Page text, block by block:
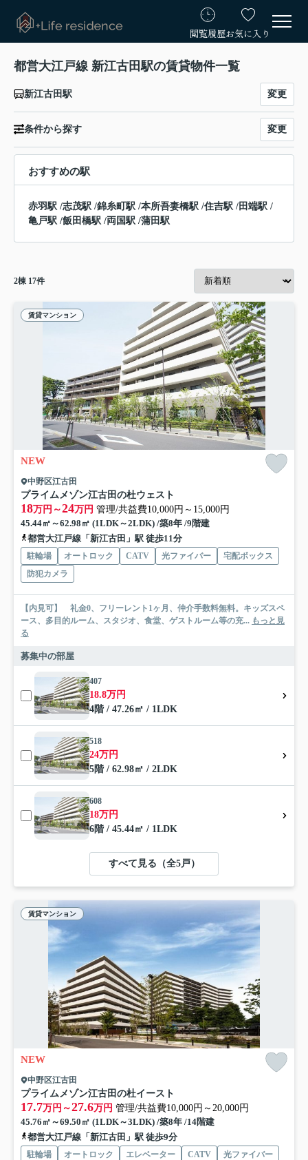
閲覧履歴お気に入り
都営大江戸線 新江古田駅の賃貸物件一覧
新江古田駅 変更
条件から探す 変更
おすすめの駅
赤羽駅 /志茂駅 /錦糸町駅 /本所吾妻橋駅 /住吉駅 /田端駅 /
亀戸駅 /飯田橋駅 /両国駅 /蒲田駅
2棟 17件
賃貸マンション
NEW
中野区江古田
プライムメゾン江古田の杜ウェスト
18万円～24万円 管理/共益費10,000円～15,000円
45.44㎡～62.98㎡ (1LDK～2LDK) /築8年 /9階建
都営大江戸線「新江古田」駅 徒歩11分
駐輪場 オートロック CATV 光ファイバー
宅配ボックス
防犯カメラ
【内見可】 礼金0、フリーレント1ヶ月、仲介手数料無料。キッズスペ
ース、多目的ルーム、スタジオ、食堂、ゲストルーム等の充... もっと見
る
募集中の部屋
407
18.8万円
4階 / 47.26㎡ / 1LDK
518
24万円
5階 / 62.98㎡ / 2LDK
608
18万円
6階 / 45.44㎡ / 1LDK
すべて見る（全5戸）
賃貸マンション
NEW
中野区江古田
プライムメゾン江古田の杜イースト
17.7万円～27.6万円 管理/共益費10,000円～20,000円
45.76㎡～69.50㎡ (1LDK～3LDK) /築8年 /14階建
都営大江戸線「新江古田」駅 徒歩9分
駐輪場 オートロック エレベーター CATV
光ファイバー